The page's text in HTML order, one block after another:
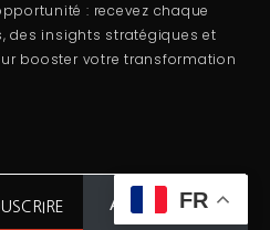
: recevez chaque
des insights stratégiques et
booster votre transformation
FR
Abonnez-vous